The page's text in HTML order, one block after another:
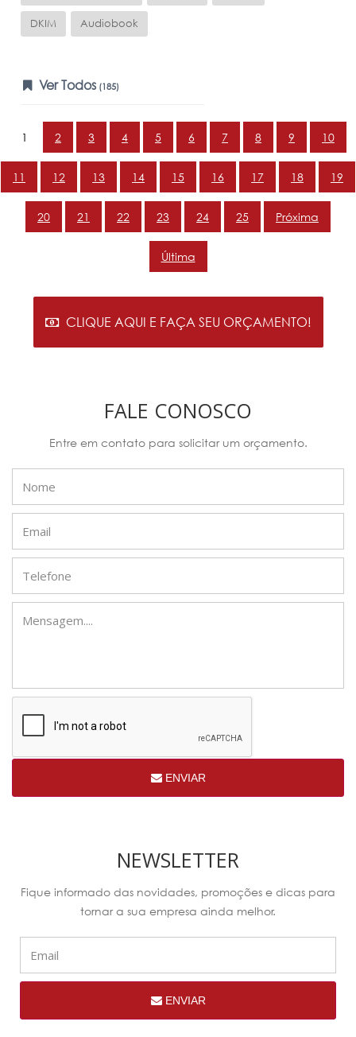
DKIM Audiobook
Ver Todos (185)
1 2 3 4 5 6 7 8 9 10
11 12 13 14 15 16 17 18 19
20 21 22 23 24 25 Próxima
Última
CLIQUE AQUI E FAÇA SEU ORÇAMENTO!
FALE CONOSCO
Entre em contato para solicitar um orçamento.
ENVIAR
NEWSLETTER
Fique informado das novidades, promoções e dicas para
tornar a sua empresa ainda melhor.
ENVIAR